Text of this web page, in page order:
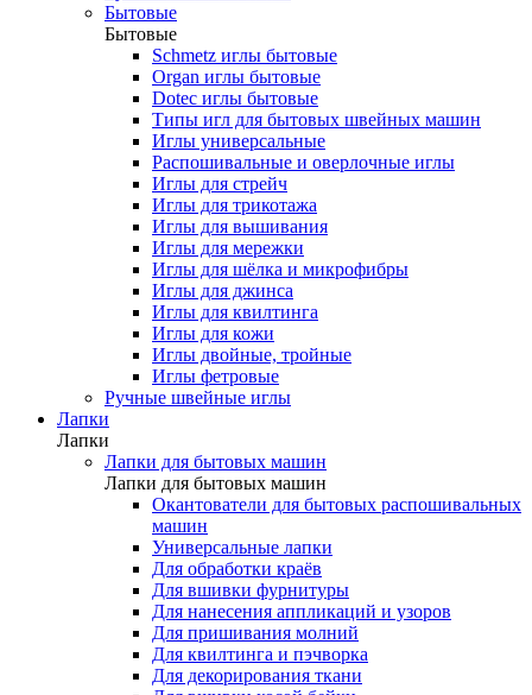
Бытовые
Бытовые
Schmetz иглы бытовые
Organ иглы бытовые
Dotec иглы бытовые
Типы игл для бытовых швейных машин
Иглы универсальные
Распошивальные и оверлочные иглы
Иглы для стрейч
Иглы для трикотажа
Иглы для вышивания
Иглы для мережки
Иглы для шёлка и микрофибры
Иглы для джинса
Иглы для квилтинга
Иглы для кожи
Иглы двойные, тройные
Иглы фетровые
Ручные швейные иглы
Лапки
Лапки
Лапки для бытовых машин
Лапки для бытовых машин
Окантователи для бытовых распошивальных
машин
Универсальные лапки
Для обработки краёв
Для вшивки фурнитуры
Для нанесения аппликаций и узоров
Для пришивания молний
Для квилтинга и пэчворка
Для декорирования ткани